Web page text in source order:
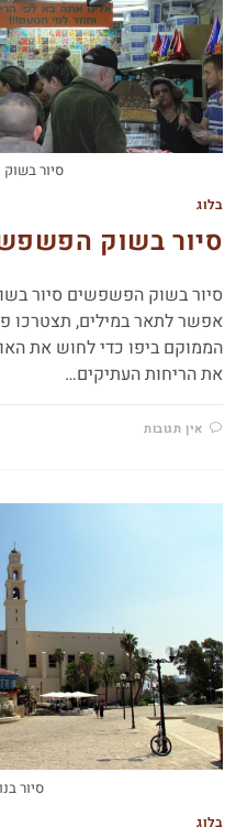
סיור
בלוג
סיור בשוק
סיור בשוק הפשפשים סיור
אפשר לתאר במילים, תצטרכו
הממוקם ביפו כדי לחוש את
את הריחות העתיקים…
אין תגובות
סיור
בלוג